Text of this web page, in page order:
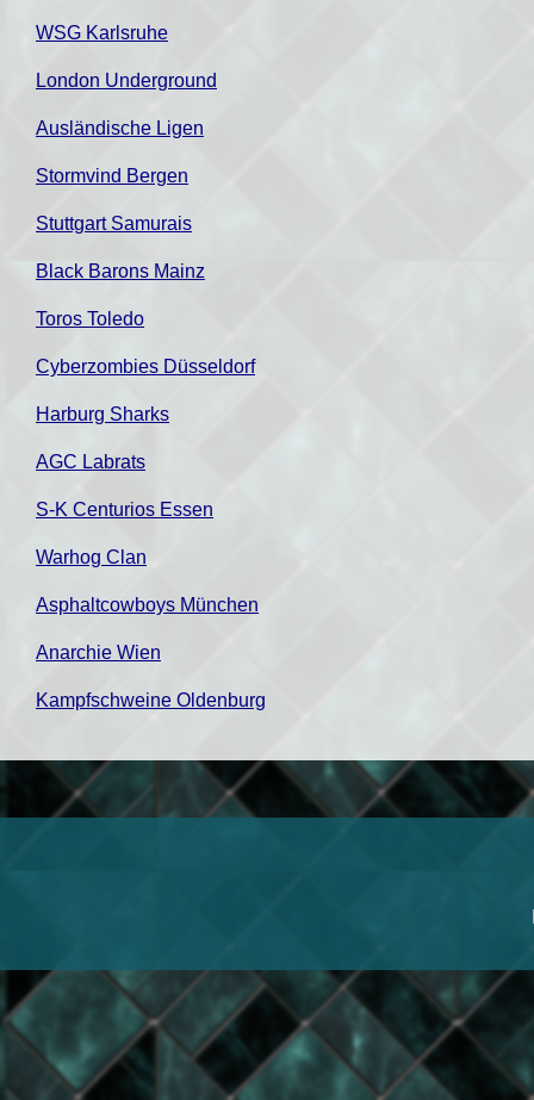
WSG Karlsruhe
London Underground
Ausländische Ligen
Stormvind Bergen
Stuttgart Samurais
Black Barons Mainz
Toros Toledo
Cyberzombies Düsseldorf
Harburg Sharks
AGC Labrats
S-K Centurios Essen
Warhog Clan
Asphaltcowboys München
Anarchie Wien
Kampfschweine Oldenburg